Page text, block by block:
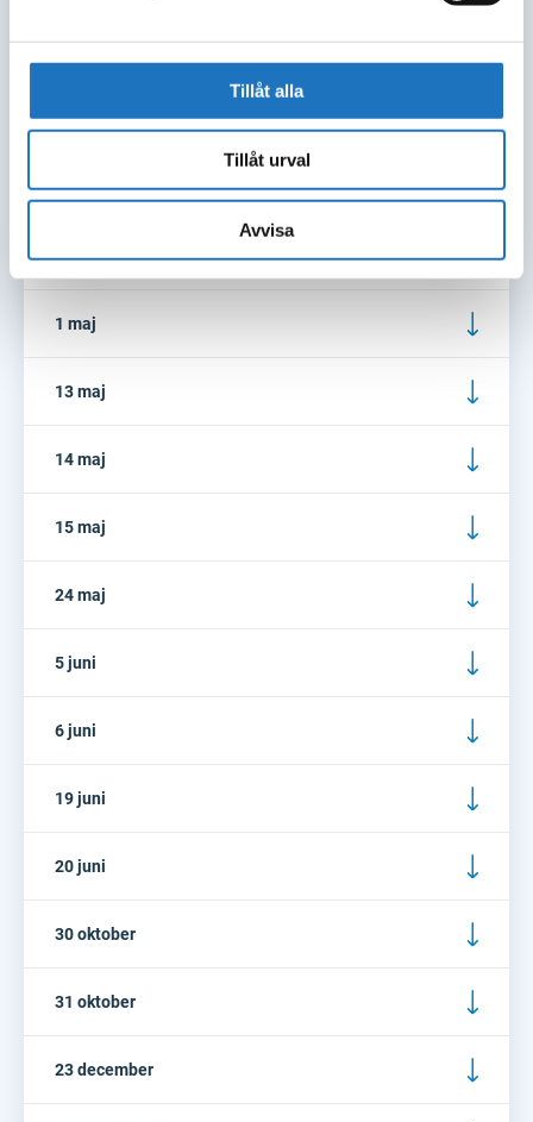
Tillåt alla
Tillåt urval
Avvisa
5 april
6 april
30 april
1 maj
13 maj
14 maj
15 maj
24 maj
5 juni
6 juni
19 juni
20 juni
30 oktober
31 oktober
23 december